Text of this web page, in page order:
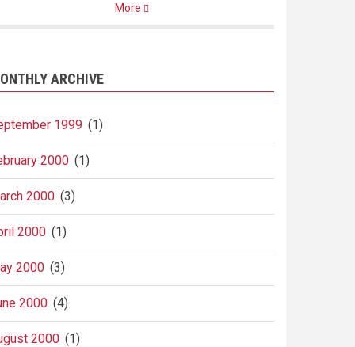
More
ARCHIVE
1999 (1)
2000 (1)
2000 (3)
2000 (1)
2000 (3)
2000 (4)
2000 (1)